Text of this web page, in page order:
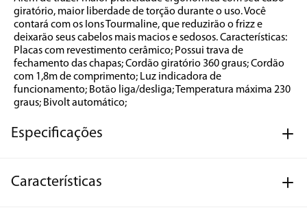
giratório, maior liberdade de torção durante o uso. Você
contará com os Ions Tourmaline, que reduzirão o frizz e
deixarão seus cabelos mais macios e sedosos. Características:
Placas com revestimento cerâmico; Possui trava de
fechamento das chapas; Cordão giratório 360 graus; Cordão
com 1,8m de comprimento; Luz indicadora de
funcionamento; Botão liga/desliga; Temperatura máxima 230
graus; Bivolt automático;
Especificações
Características